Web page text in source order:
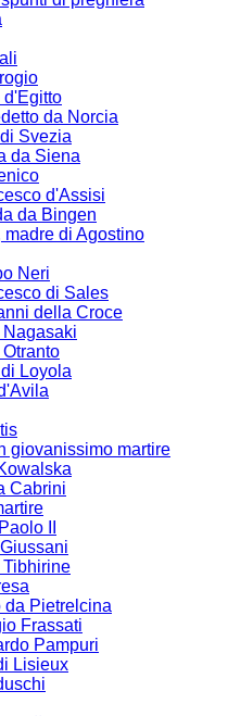
d'Egitto
da Norcia
Svezia
da Siena
d'Assisi
da Bingen
madre di Agostino
Neri
di Sales
della Croce
Otranto
Loyola
giovanissimo martire
Cabrini
II
Tibhirine
da Pietrelcina
Frassati
Pampuri
Lisieux